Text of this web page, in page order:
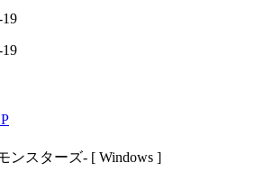
19
19
ンスターズ- [ Windows ]